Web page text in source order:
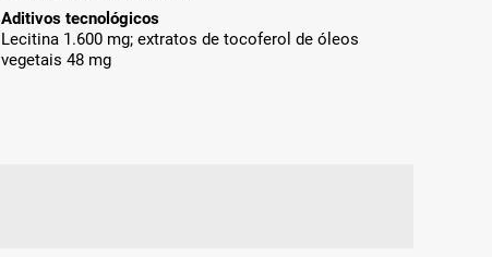
Aditivos tecnológicos
Lecitina 1.600 mg; extratos de tocoferol de óleos
vegetais 48 mg